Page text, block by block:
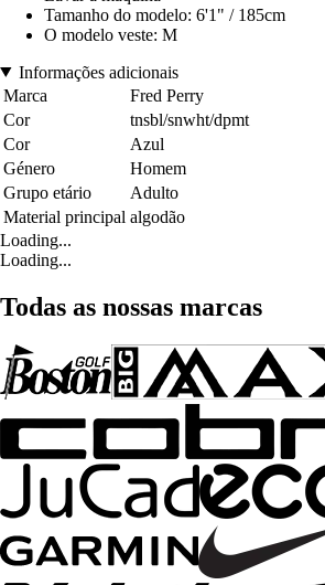
Tamanho do modelo: 6'1" / 185cm
O modelo veste: M
Informações adicionais
Marca
Fred Perry
Cor
tnsbl/snwht/dpmt
Cor
Azul
Género
Homem
Grupo etário
Adulto
Material principal algodão
Loading...
Loading...
Todas as nossas marcas